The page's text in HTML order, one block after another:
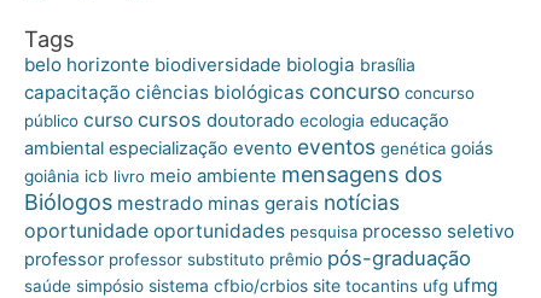
Tags
belo horizonte biodiversidade biologia brasília
capacitação ciências biológicas concurso concurso
público curso cursos doutorado ecologia educação
ambiental especialização evento eventos genética goiás
goiânia icb livro meio ambiente mensagens dos
Biólogos mestrado minas gerais notícias
oportunidade oportunidades pesquisa processo seletivo
professor professor substituto prêmio pós-graduação
saúde simpósio sistema cfbio/crbios site tocantins ufg ufmg